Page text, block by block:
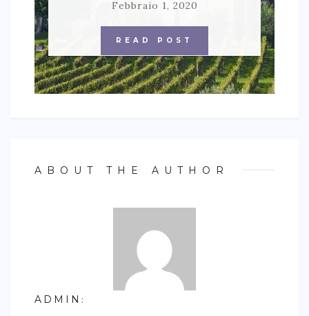
Febbraio 1, 2020
READ POST
ABOUT THE AUTHOR
ADMIN :